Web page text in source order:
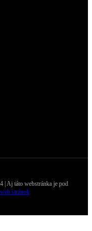
| Aj táto webstránka je pod
stránok